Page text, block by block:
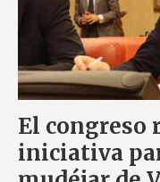
El congreso
iniciativa